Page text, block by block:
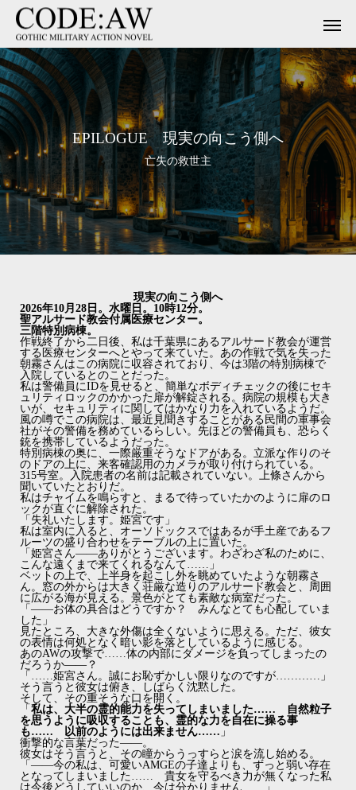
EPILOGUE 現実の向こう側へ
亡失の救世主
現実の向こう側へ
2026年10月28日。水曜日。10時12分。
聖アルサード教会付属医療センター。
三階特別病棟。
作戦終了から二日後、私は千葉県にあるアルサード教会が運営
する医療センターへとやって来ていた。あの作戦で気を失った
朝霧さんはこの病院に収容されており、今は3階の特別病棟で
入院しているとのことだった。
私は警備員にIDを見せると、簡単なボディチェックの後にセキ
ュリティロックのかかった扉が解錠される。病院の規模も大き
いが、セキュリティに関してはかなり力を入れているようだ。
風の噂でこの病院は、最近見聞きすることがある民間の軍事会
社がその警備を務めているらしい。先ほどの警備員も、恐らく
銃を携帯しているようだった。
特別病棟の奥に、一際厳重そうなドアがある。立派な作りのそ
のドアの上に、来客確認用のカメラが取り付けられている。
315号室。入院患者の名前は記載されていない。上條さんから
聞いていたとおりだ。
私はチャイムを鳴らすと、まるで待っていたかのように扉のロ
ックが直ぐに解除された。
「失礼いたします。姫宮です」
私は室内に入ると、オーソドックスではあるが手土産であるフ
ルーツの盛り合わせをテーブルの上に置いた。
「姫宮さん――ありがとうございます。わざわざ私のために、
こんな遠くまで来てくれるなんて……」
ベットの上で、上半身を起こし外を眺めていたような朝霧さ
ん。窓の外からは大きく荘厳な造りのアルサード教会と、周囲
に広がる海が見える。景色がとても素敵な病室だった。
「――お体の具合はどうですか？ みんなとても心配していま
した」
見たところ、大きな外傷は全くないように思える。ただ、彼女
の表情は何処となく暗い影を落としているように感じる。
あのAWの攻撃で……体の内部にダメージを負ってしまったの
だろうか――？
「……姫宮さん。誠にお恥ずかしい限りなのですが…………」
そう言うと彼女は俯き、しばらく沈黙した。
そして、その重そうな口を開く。
「 私は、大半の霊的能力を失ってしまいました…… 自然粒子
を思うように吸収することも、霊的な力を自在に操る事
も…… 以前のようには出来ません…… 」
衝撃的な言葉だった――。
彼女はそう言うと、その瞳からうっすらと涙を流し始める。
「――今の私は、可愛いAMGEの子達よりも、ずっと弱い存在
となってしまいました…… 貴女を守るべき力が無くなった私
は今後どうしていいのか、今は分かりません……」